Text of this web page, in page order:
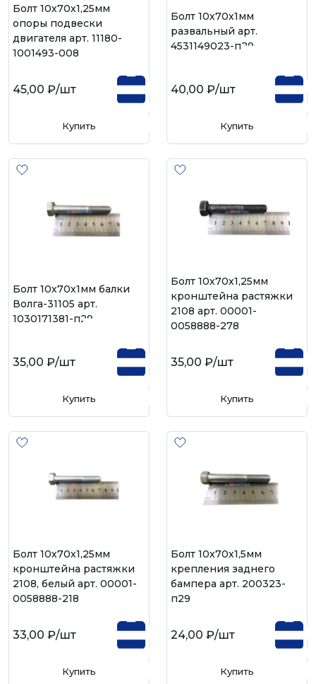
Болт 10х70х1,25мм
опоры подвески
двигателя арт. 11180-
1001493-008
45,00 ₽/шт
Купить
Болт 10х70х1мм
развальный арт.
4531149023-п29
40,00 ₽/шт
Купить
Болт 10х70х1мм балки
Волга-31105 арт.
1030171381-п29
35,00 ₽/шт
Купить
Болт 10х70х1,25мм
кронштейна растяжки
2108 арт. 00001-
0058888-278
35,00 ₽/шт
Купить
Болт 10х70х1,25мм
кронштейна растяжки
2108, белый арт. 00001-
0058888-218
33,00 ₽/шт
Купить
Болт 10х70х1,5мм
крепления заднего
бампера арт. 200323-
п29
24,00 ₽/шт
Купить